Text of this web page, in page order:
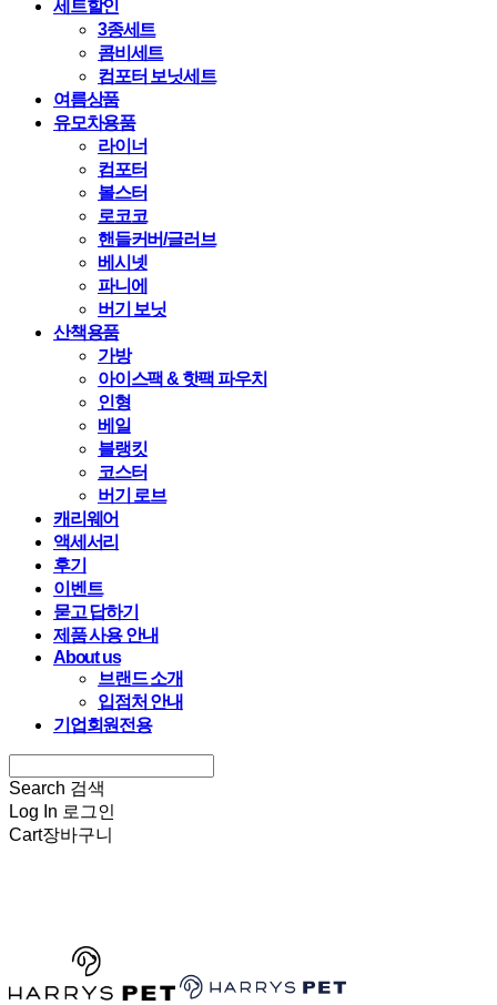
세트할인
3종세트
콤비세트
컴포터 보닛세트
여름상품
유모차용품
라이너
컴포터
볼스터
로코코
핸들커버/글러브
베시넷
파니에
버기 보닛
산책용품
가방
아이스팩 & 핫팩 파우치
인형
베일
블랭킷
코스터
버기 로브
캐리웨어
액세서리
후기
이벤트
묻고 답하기
제품 사용 안내
About us
브랜드 소개
입점처 안내
기업회원전용
Search 검색
Log In 로그인
Cart장바구니